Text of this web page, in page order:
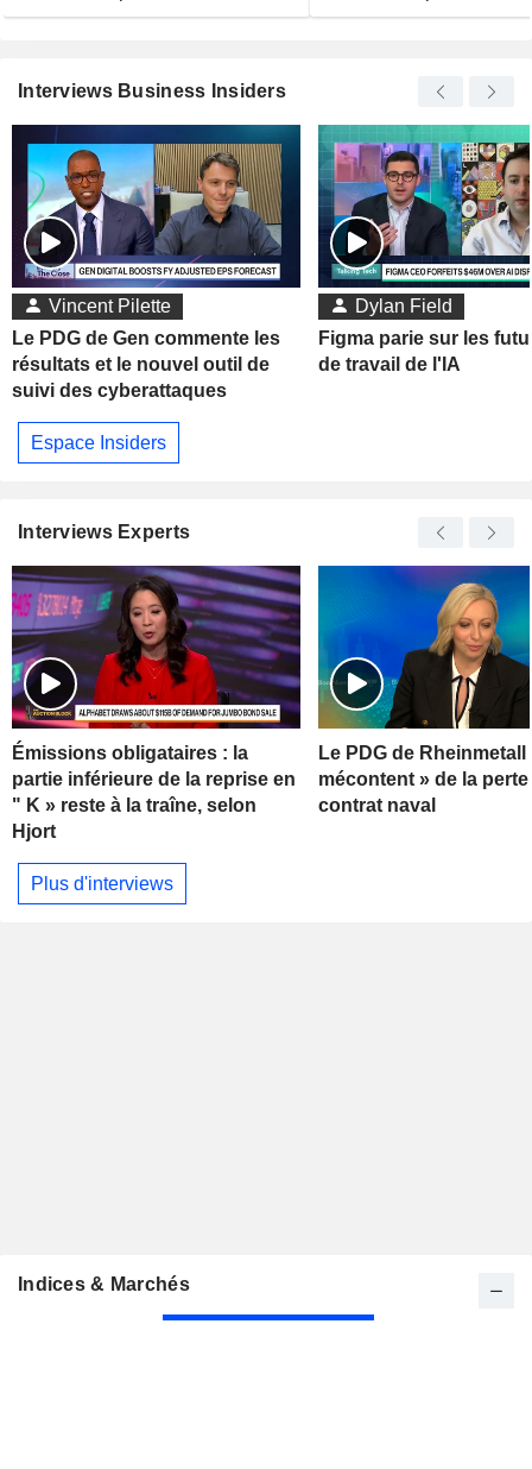
Interviews Business Insiders
Vincent Pilette
Le PDG de Gen commente les
résultats et le nouvel outil de
suivi des cyberattaques
Dylan Field
Figma parie sur les
de travail de l'IA
Espace Insiders
Interviews Experts
Émissions obligataires : la
partie inférieure de la reprise en
" K » reste à la traîne, selon
Hjort
Le PDG de
mécontent » de la
contrat naval
Plus d'interviews
Indices & Marchés